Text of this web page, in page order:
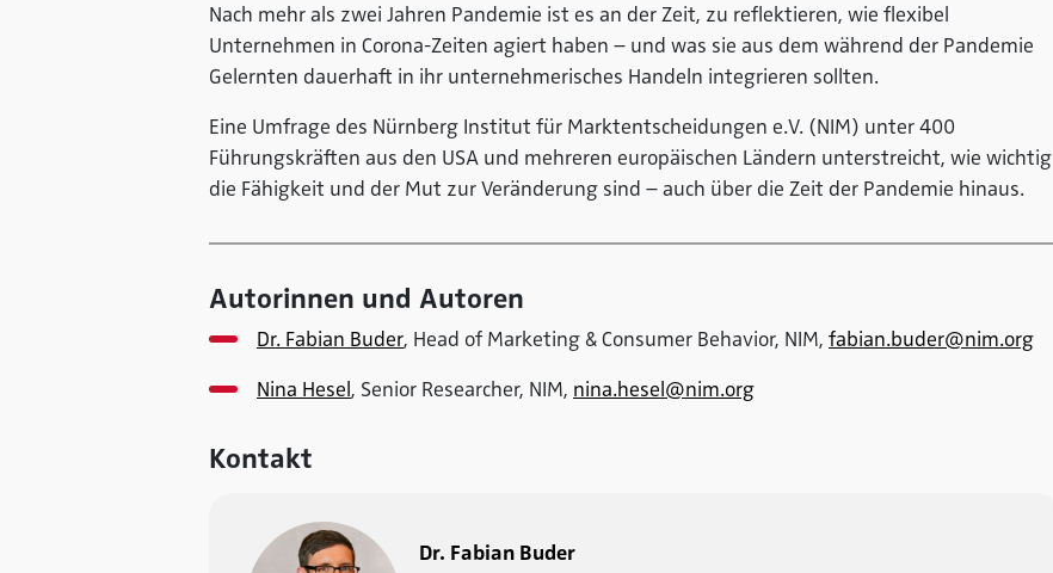
Nach mehr als zwei Jahren Pandemie ist es an der Zeit, zu reflektieren, wie flexibel
Unternehmen in Corona-Zeiten agiert haben – und was sie aus dem während der Pandemie
Gelernten dauerhaft in ihr unternehmerisches Handeln integrieren sollten.
Eine Umfrage des Nürnberg Institut für Marktentscheidungen e.V. (NIM) unter 400
Führungskräften aus den USA und mehreren europäischen Ländern unterstreicht, wie wichtig
die Fähigkeit und der Mut zur Veränderung sind – auch über die Zeit der Pandemie hinaus.
Autorinnen und Autoren
Dr. Fabian Buder, Head of Marketing & Consumer Behavior, NIM, fabian.buder@nim.org
Nina Hesel, Senior Researcher, NIM, nina.hesel@nim.org
Kontakt
Dr. Fabian Buder